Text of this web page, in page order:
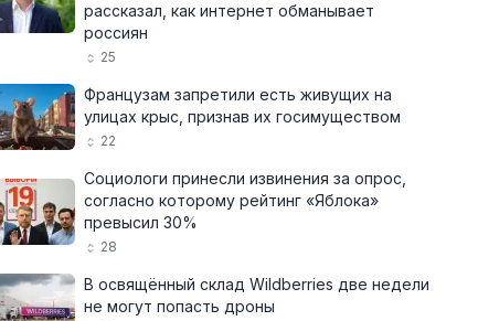
рассказал, как интернет обманывает
россиян
25
Французам запретили есть живущих на
улицах крыс, признав их госимуществом
22
Социологи принесли извинения за опрос,
согласно которому рейтинг «Яблока»
превысил 30%
28
В освящённый склад Wildberries две недели
не могут попасть дроны